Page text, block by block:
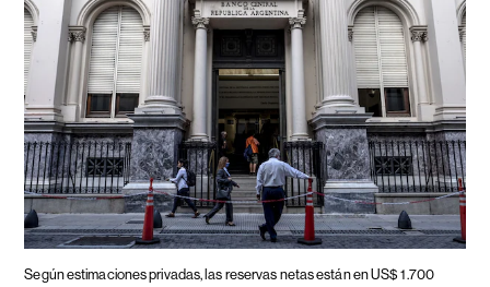
Según estimaciones privadas, las reservas netas están en US$ 1.700